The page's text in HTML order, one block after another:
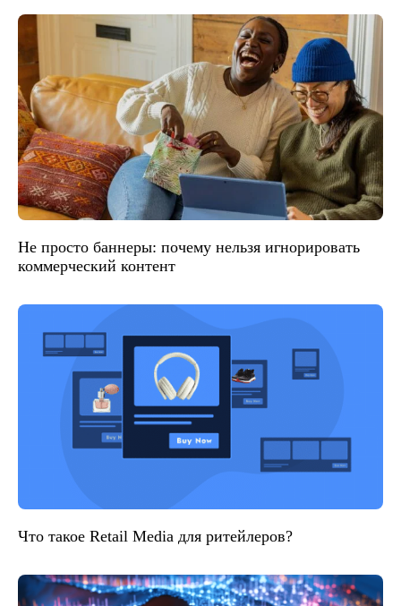
Не просто баннеры: почему нельзя игнорировать
коммерческий контент
Что такое Retail Media для ритейлеров?